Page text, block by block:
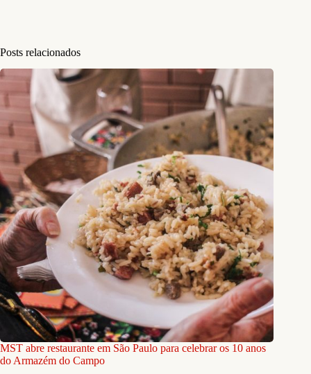
Posts relacionados
MST abre restaurante em São Paulo para celebrar os 10 anos
do Armazém do Campo